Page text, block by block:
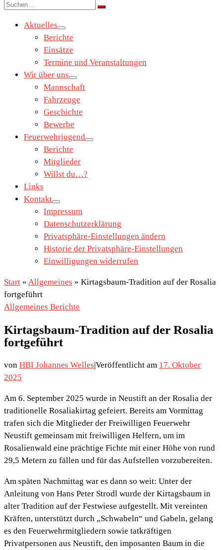
Suche
Suchen …
Aktuelles
Berichte
Einsätze
Termine und Veranstaltungen
Wir über uns
Mannschaft
Fahrzeuge
Geschichte
Bewerbe
Feuerwehrjugend
Berichte
Mitglieder
Willst du…?
Links
Kontakt
Impressum
Datenschutzerklärung
Privatsphäre-Einstellungen ändern
Historie der Privatsphäre-Einstellungen
Einwilligungen widerrufen
Start » Allgemeines » Kirtagsbaum-Tradition auf der Rosalia
fortgeführt
Allgemeines Berichte
Kirtagsbaum-Tradition auf der Rosalia
fortgeführt
von HBI Johannes Welles|Veröffentlicht am 17. Oktober
2025
Am 6. September 2025 wurde in Neustift an der Rosalia der
traditionelle Rosaliakirtag gefeiert. Bereits am Vormittag
trafen sich die Mitglieder der Freiwilligen Feuerwehr
Neustift gemeinsam mit freiwilligen Helfern, um im
Rosalienwald eine prächtige Fichte mit einer Höhe von rund
29,5 Metern zu fällen und für das Aufstellen vorzubereiten.
Am späten Nachmittag war es dann so weit: Unter der
Anleitung von Hans Peter Strodl wurde der Kirtagsbaum in
alter Tradition auf der Festwiese aufgestellt. Mit vereinten
Kräften, unterstützt durch „Schwabeln“ und Gabeln, gelang
es den Feuerwehrmitgliedern sowie tatkräftigen
Privatpersonen aus Neustift, den imposanten Baum in die